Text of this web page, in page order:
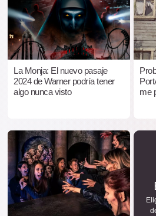
La Monja: El nuevo pasaje
2024 de Warner podría tener
algo nunca visto
me